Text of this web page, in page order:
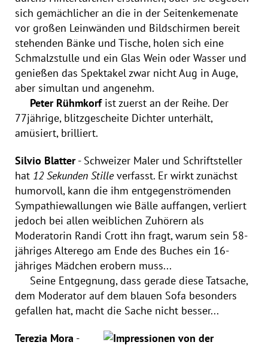
sich gemächlicher an die in der Seitenkemenate
vor großen Leinwänden und Bildschirmen bereit
stehenden Bänke und Tische, holen sich eine
Schmalzstulle und ein Glas Wein oder Wasser und
genießen das Spektakel zwar nicht Aug in Auge,
aber simultan und angenehm.
Peter Rühmkorfist zuerst an der Reihe. Der
77jährige, blitzgescheite Dichter unterhält,
amüsiert, brilliert.
Silvio Blatter- Schweizer Maler und Schriftsteller
hat 12 Sekunden Stilleverfasst. Er wirkt zunächst
humorvoll, kann die ihm entgegenströmenden
Sympathiewallungen wie Bälle auffangen, verliert
jedoch bei allen weiblichen Zuhörern als
Moderatorin Randi Crott ihn fragt, warum sein 58-
jähriges Alterego am Ende des Buches ein 16-
jähriges Mädchen erobern muss...
Seine Entgegnung, dass gerade diese Tatsache,
dem Moderator auf dem blauen Sofa besonders
gefallen hat, macht die Sache nicht besser...
Terezia Mora -